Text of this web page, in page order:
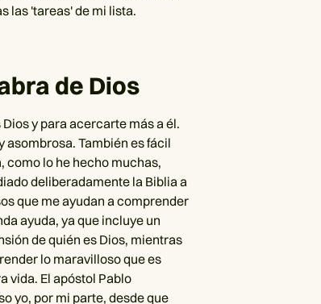
las 'tareas' de mi lista.
de Dios
y para acercarte más a él.
asombrosa. También es fácil
como lo he hecho muchas,
deliberadamente la Biblia a
que me ayudan a comprender
ayuda, ya que incluye un
de quién es Dios, mientras
lo maravilloso que es
vida. El apóstol Pablo
yo, por mi parte, desde que